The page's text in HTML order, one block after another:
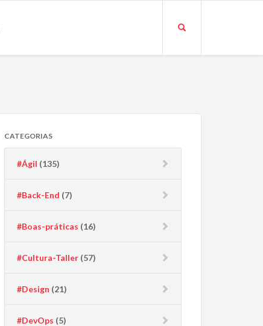
CATEGORIAS
#Ágil (135)
#Back-End (7)
#Boas-práticas (16)
#Cultura-Taller (57)
#Design (21)
#DevOps (5)